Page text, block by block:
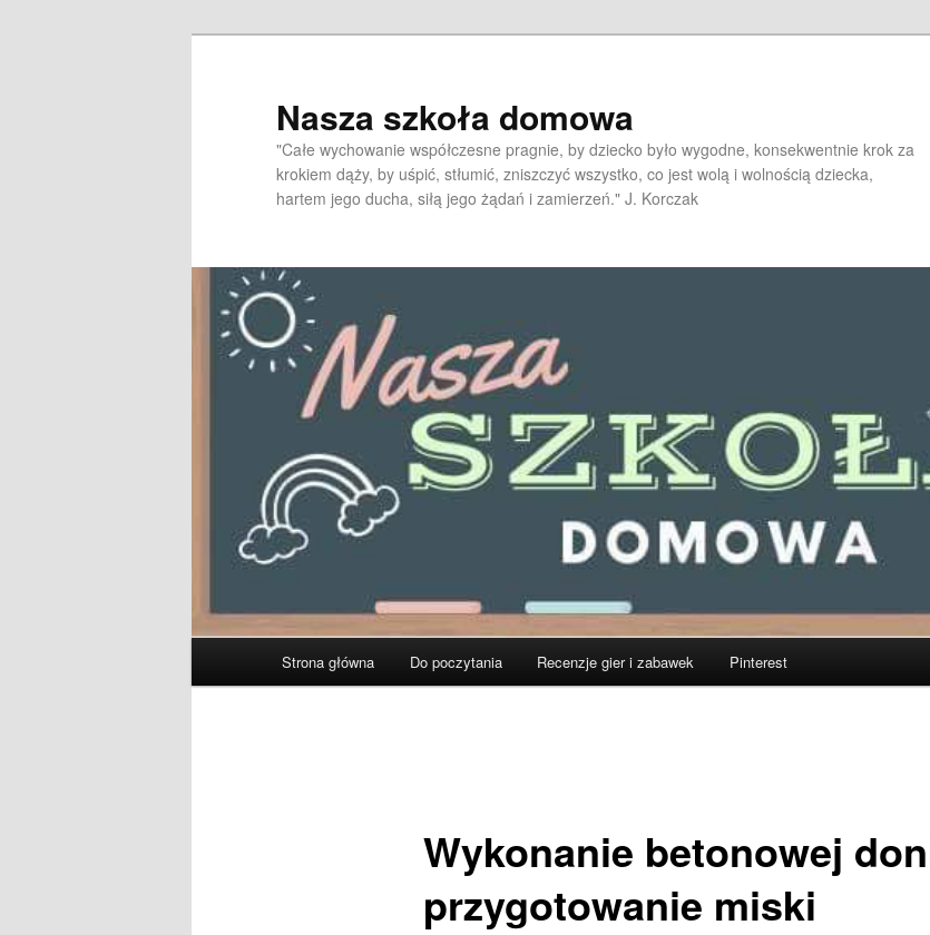
Nasza szkoła domowa
"Całe wychowanie współczesne pragnie, by dziecko było wygodne, konsekwentnie krok za
krokiem dąży, by uśpić, stłumić, zniszczyć wszystko, co jest wolą i wolnością dziecka,
hartem jego ducha, siłą jego żądań i zamierzeń." J. Korczak
Strona główna Do poczytania Recenzje gier i zabawek Pinterest
Wykonanie betonowej
przygotowanie miski